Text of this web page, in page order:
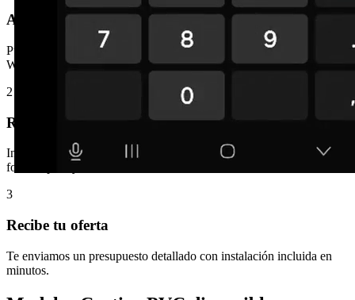
Abre WhatsApp
Pulsa el botón verde y se abre directamente nuestra conversación de
WhatsApp.
2
Rellena el formulario
Indica el tipo de ventana, las medidas aproximadas y adjunta una
foto. Rápido y sencillo.
3
Recibe tu oferta
Te enviamos un presupuesto detallado con instalación incluida en
minutos.